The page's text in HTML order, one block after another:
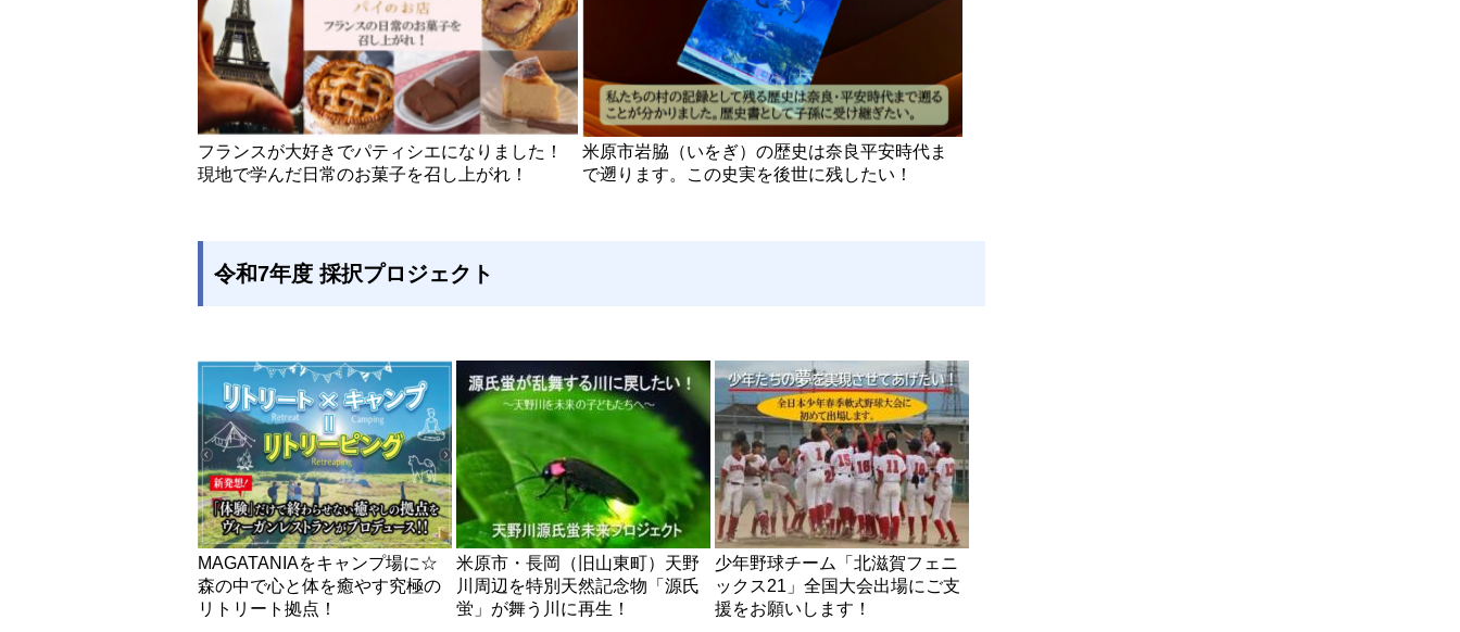
フランスが大好きでパティシエになりました！
現地で学んだ日常のお菓子を召し上がれ！
米原市岩脇（いをぎ）の歴史は奈良平安時代ま
で遡ります。この史実を後世に残したい！
令和7年度 採択プロジェクト
MAGATANIAをキャンプ場に☆
森の中で心と体を癒やす究極の
リトリート拠点！
米原市・長岡（旧山東町）天野
川周辺を特別天然記念物「源氏
蛍」が舞う川に再生！
少年野球チーム「北滋賀フェニ
ックス21」全国大会出場にご支
援をお願いします！